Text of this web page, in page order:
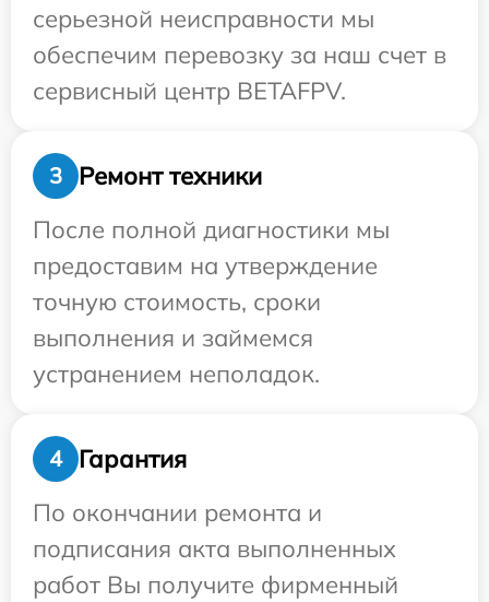
серьезной неисправности мы
обеспечим перевозку за наш счет в
сервисный центр BETAFPV.
3
Ремонт техники
После полной диагностики мы
предоставим на утверждение
точную стоимость, сроки
выполнения и займемся
устранением неполадок.
4
Гарантия
По окончании ремонта и
подписания акта выполненных
работ Вы получите фирменный